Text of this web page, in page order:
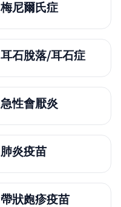
梅尼爾氏症
耳石脫落/耳石症
急性會厭炎
肺炎疫苗
帶狀皰疹疫苗